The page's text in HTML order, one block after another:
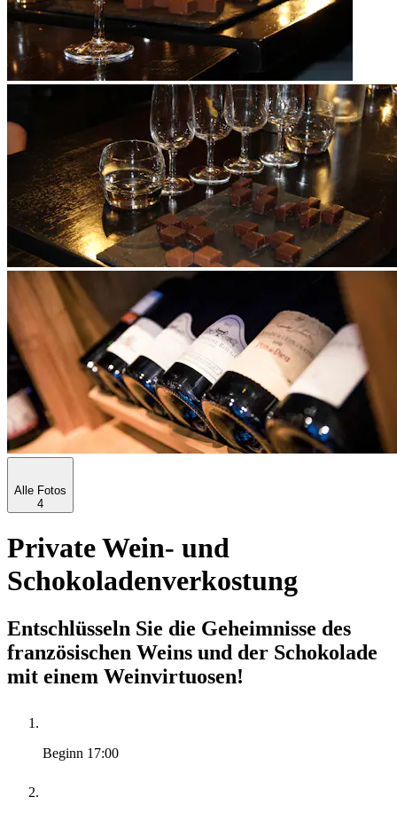
Alle Fotos
4
Private Wein- und
Schokoladenverkostung
Entschlüsseln Sie die Geheimnisse des
französischen Weins und der Schokolade
mit einem Weinvirtuosen!
Beginn 17:00